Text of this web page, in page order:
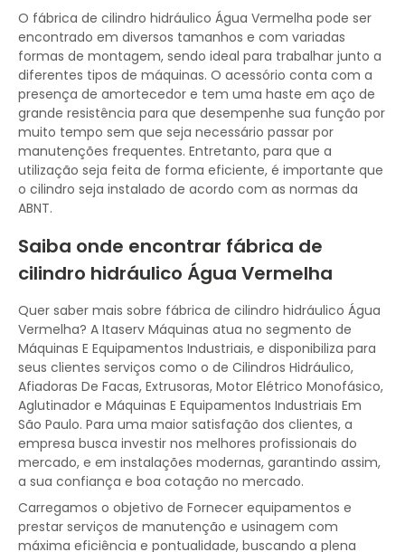
O fábrica de cilindro hidráulico Água Vermelha pode ser
encontrado em diversos tamanhos e com variadas
formas de montagem, sendo ideal para trabalhar junto a
diferentes tipos de máquinas. O acessório conta com a
presença de amortecedor e tem uma haste em aço de
grande resistência para que desempenhe sua função por
muito tempo sem que seja necessário passar por
manutenções frequentes. Entretanto, para que a
utilização seja feita de forma eficiente, é importante que
o cilindro seja instalado de acordo com as normas da
ABNT.
Saiba onde encontrar fábrica de
cilindro hidráulico Água Vermelha
Quer saber mais sobre fábrica de cilindro hidráulico Água
Vermelha? A Itaserv Máquinas atua no segmento de
Máquinas E Equipamentos Industriais, e disponibiliza para
seus clientes serviços como o de Cilindros Hidráulico,
Afiadoras De Facas, Extrusoras, Motor Elétrico Monofásico,
Aglutinador e Máquinas E Equipamentos Industriais Em
São Paulo. Para uma maior satisfação dos clientes, a
empresa busca investir nos melhores profissionais do
mercado, e em instalações modernas, garantindo assim,
a sua confiança e boa cotação no mercado.
Carregamos o objetivo de Fornecer equipamentos e
prestar serviços de manutenção e usinagem com
máxima eficiência e pontualidade, buscando a plena